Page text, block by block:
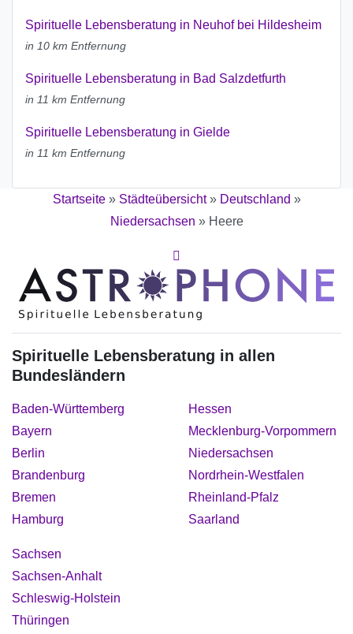
Spirituelle Lebensberatung in Neuhof bei Hildesheim
in 10 km Entfernung
Spirituelle Lebensberatung in Bad Salzdetfurth
in 11 km Entfernung
Spirituelle Lebensberatung in Gielde
in 11 km Entfernung
Startseite» Städteübersicht» Deutschland »
Niedersachsen » Heere
Spirituelle Lebensberatung in allen
Bundesländern
Baden-Württemberg
Bayern
Berlin
Brandenburg
Bremen
Hamburg
Hessen
Mecklenburg-Vorpommern
Niedersachsen
Nordrhein-Westfalen
Rheinland-Pfalz
Saarland
Sachsen
Sachsen-Anhalt
Schleswig-Holstein
Thüringen